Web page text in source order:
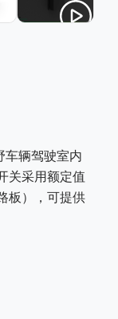
车辆驾驶室内
关采用额定值
板），可提供